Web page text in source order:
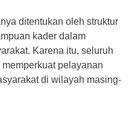
ditentukan oleh struktur
kader dalam
Karena itu, seluruh
pelayanan
di wilayah masing-